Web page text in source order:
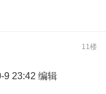
11楼
9 23:42 编辑